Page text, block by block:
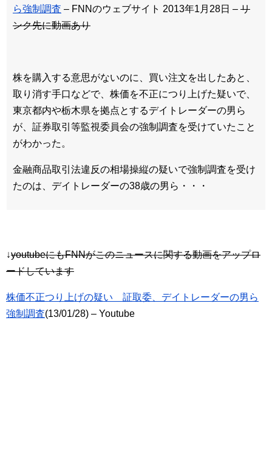
ら強制調査 – FNNのウェブサイト 2013年1月28日 – リ
ンク先に動画あり
株を購入する意思がないのに、買い注文を出したあと、
取り消す手口などで、株価を不正につり上げた疑いで、
東京都内や栃木県を拠点とするデイトレーダーの男ら
が、証券取引等監視委員会の強制調査を受けていたこと
がわかった。
金融商品取引法違反の相場操縦の疑いで強制調査を受け
たのは、デイトレーダーの38歳の男ら・・・
↓youtubeにもFNNがこのニュースに関する動画をアップロ
ードしています
株価不正つり上げの疑い 証取委、デイトレーダーの男ら
強制調査(13/01/28) – Youtube